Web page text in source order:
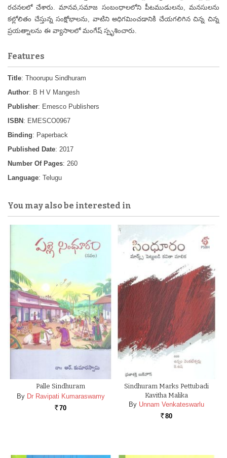
రచనలలో చేశారు. మానవ,సమాజ సంబంధాలలోని పీటముడులను, మనసులను
కల్లోలితం చేస్తున్న సంక్షోభాలను, వాటిని అధిగమించడానికి చేయగలిగిన చిన్న చిన్న
ప్రయత్నాలను ఈ వ్యాసాలలో మంగేష్ స్పృశించారు.
Features
Title: Thoorupu Sindhuram
Author: B H V Mangesh
Publisher: Emesco Publishers
ISBN : EMESCO0967
Binding: Paperback
Published Date: 2017
Number Of Pages: 260
Language: Telugu
You may also be interested in
Palle Sindhuram
By Dr Ravipati Kumaraswamy
Rs. 70
Sindhuram Marks Pettubadi
Kavitha Malika
By Unnam Venkateswarlu
Rs. 80